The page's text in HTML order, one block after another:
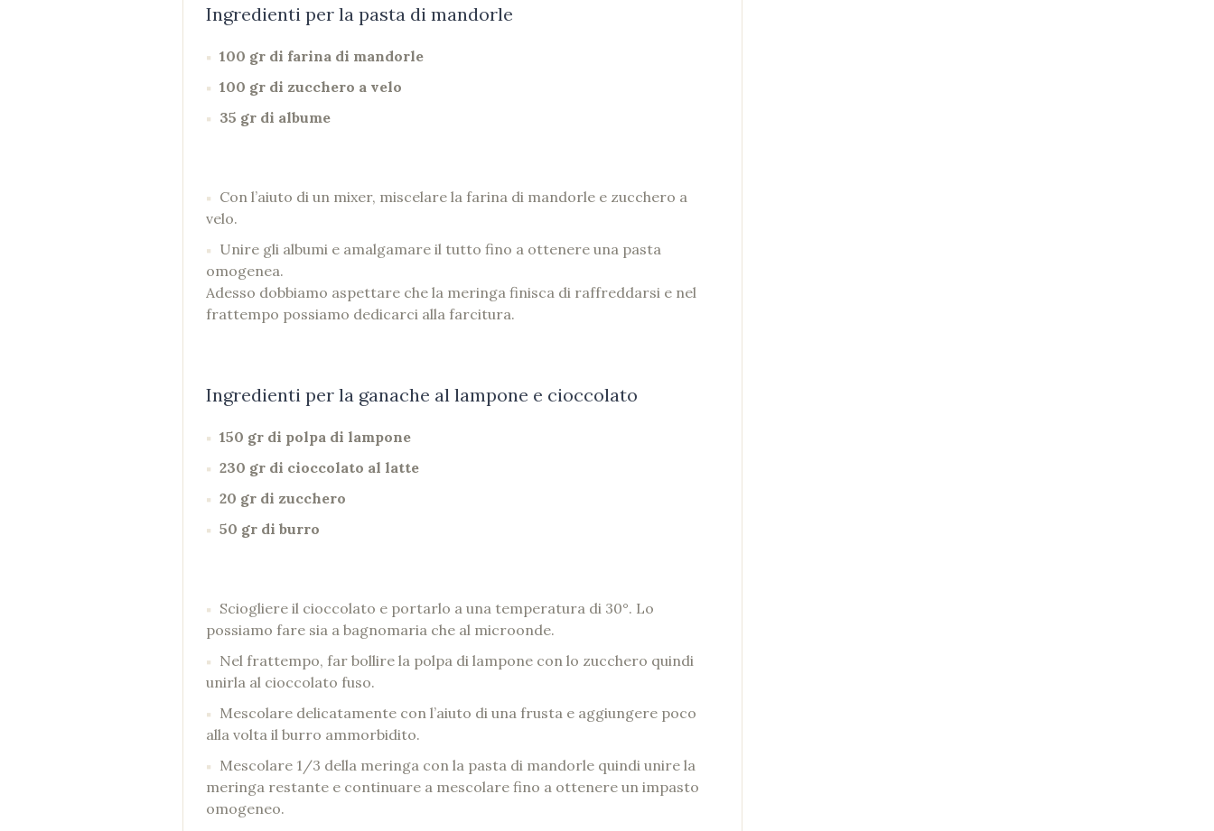
Ingredienti per la pasta di mandorle
100 gr di farina di mandorle
100 gr di zucchero a velo
35 gr di albume
Con l’aiuto di un mixer, miscelare la farina di mandorle e zucchero a
velo.
Unire gli albumi e amalgamare il tutto fino a ottenere una pasta
omogenea.
Adesso dobbiamo aspettare che la meringa finisca di raffreddarsi e nel
frattempo possiamo dedicarci alla farcitura.
Ingredienti per la ganache al lampone e cioccolato
150 gr di polpa di lampone
230 gr di cioccolato al latte
20 gr di zucchero
50 gr di burro
Sciogliere il cioccolato e portarlo a una temperatura di 30°. Lo
possiamo fare sia a bagnomaria che al microonde.
Nel frattempo, far bollire la polpa di lampone con lo zucchero quindi
unirla al cioccolato fuso.
Mescolare delicatamente con l’aiuto di una frusta e aggiungere poco
alla volta il burro ammorbidito.
Mescolare 1/3 della meringa con la pasta di mandorle quindi unire la
meringa restante e continuare a mescolare fino a ottenere un impasto
omogeneo.